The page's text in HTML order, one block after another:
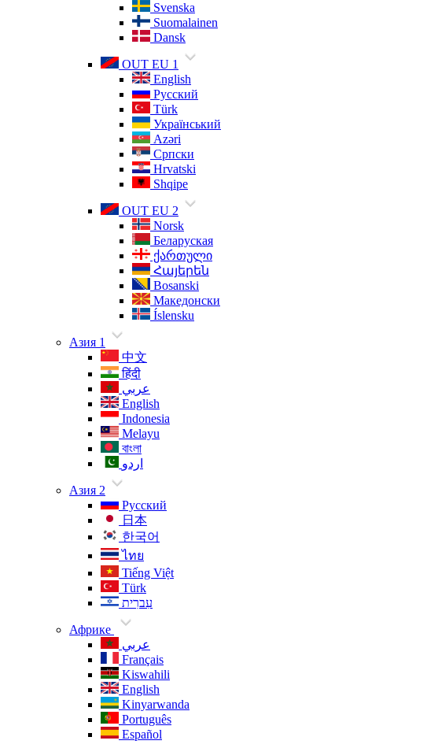
Svenska
Suomalainen
Dansk
OUT EU 1
English
Русский
Türk
Український
Azəri
Српски
Hrvatski
Shqipe
OUT EU 2
Norsk
Беларуская
ქართული
Հայերեն
Bosanski
Македонски
Íslensku
Азия 1
中文
हिंदी
عربي
English
Indonesia
Melayu
বাংলা
اردو
Азия 2
Русский
日本
한국어
ไทย
Tiếng Việt
Türk
עִברִית
Африке
عربي
Français
Kiswahili
English
Kinyarwanda
Português
Español